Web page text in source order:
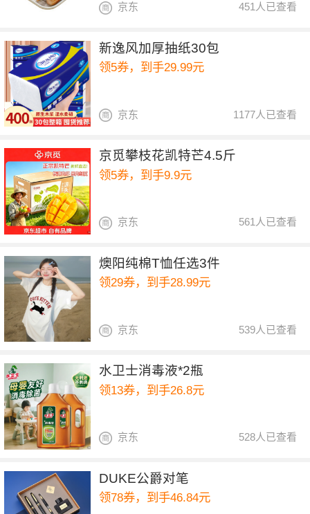
451人已查看
京东
新逸风加厚抽纸30包
领5券，到手29.99元
1177人已查看
京东
京觅攀枝花凯特芒4.5斤
领5券，到手9.9元
561人已查看
京东
燠阳纯棉T恤任选3件
领29券，到手28.99元
539人已查看
京东
水卫士消毒液*2瓶
领13券，到手26.8元
528人已查看
京东
DUKE公爵对笔
领78券，到手46.84元